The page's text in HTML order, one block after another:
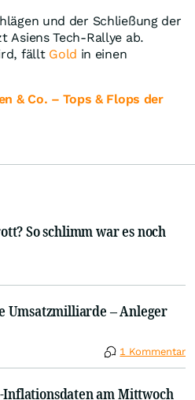
und der Schließung der
Asiens Tech-Rallye ab.
fällt Gold in einen
& Co. – Tops & Flops der
So schlimm war es noch
Umsatzmilliarde – Anleger
1 Kommentar
Inflationsdaten am Mittwoch